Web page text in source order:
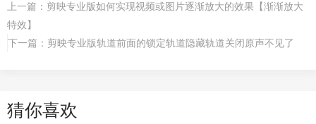
上一篇： 剪映专业版如何实现视频或图片逐渐放大的效果【渐渐放大
特效】
下一篇： 剪映专业版轨道前面的锁定轨道隐藏轨道关闭原声不见了
猜你喜欢